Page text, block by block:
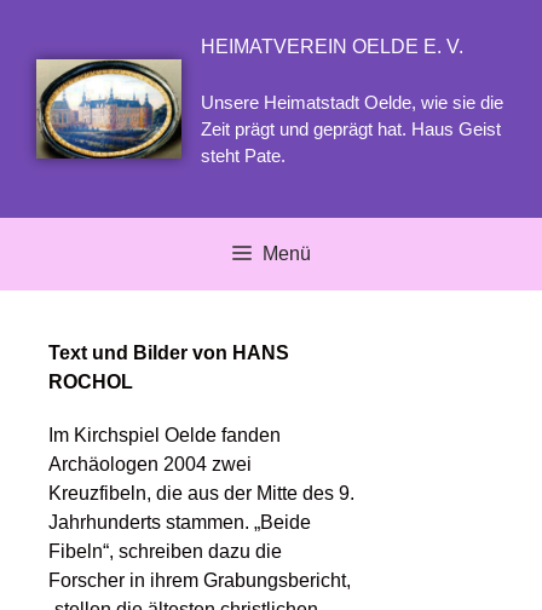
HEIMATVEREIN OELDE E. V.
Unsere Heimatstadt Oelde, wie sie die
Zeit prägt und geprägt hat. Haus Geist
steht Pate.
Menü
Text und Bilder von HANS
ROCHOL
Im Kirchspiel Oelde fanden
Archäologen 2004 zwei
Kreuzfibeln, die aus der Mitte des 9.
Jahrhunderts stammen. „Beide
Fibeln“, schreiben dazu die
Forscher in ihrem Grabungsbericht,